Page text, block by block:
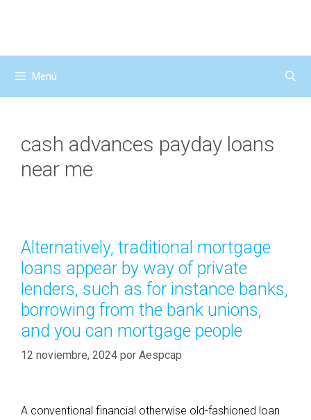
Menú
cash advances payday loans
near me
Alternatively, traditional mortgage
loans appear by way of private
lenders, such as for instance banks,
borrowing from the bank unions,
and you can mortgage people
12 noviembre, 2024 por Aespcap
A conventional financial otherwise old-fashioned loan